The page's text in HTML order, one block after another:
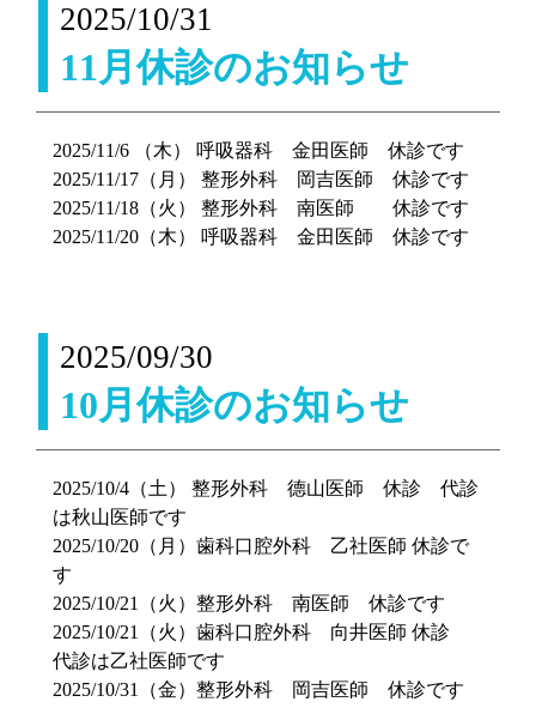
2025/10/31
11月休診のお知らせ
2025/11/6 （木） 呼吸器科 金田医師 休診です
2025/11/17（月） 整形外科 岡吉医師 休診です
2025/11/18（火） 整形外科 南医師 休診です
2025/11/20（木） 呼吸器科 金田医師 休診です
2025/09/30
10月休診のお知らせ
2025/10/4（土） 整形外科 德山医師 休診 代診
は秋山医師です
2025/10/20（月）歯科口腔外科 乙社医師 休診で
す
2025/10/21（火）整形外科 南医師 休診です
2025/10/21（火）歯科口腔外科 向井医師 休診
代診は乙社医師です
2025/10/31（金）整形外科 岡吉医師 休診です